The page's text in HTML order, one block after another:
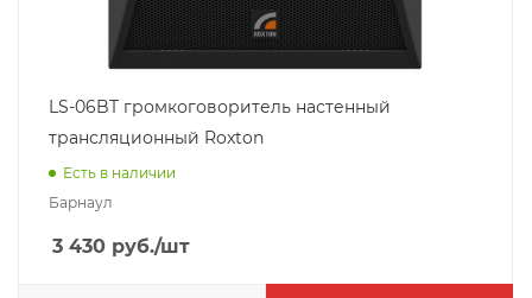
LS-06BT громкоговоритель настенный
трансляционный Roxton
Есть в наличии
Барнаул
3 430 руб./шт